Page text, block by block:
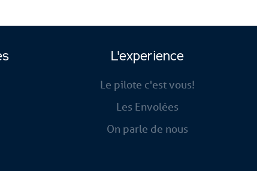
L'experience
Le pilote c'est vous!
Les Envolées
On parle de nous